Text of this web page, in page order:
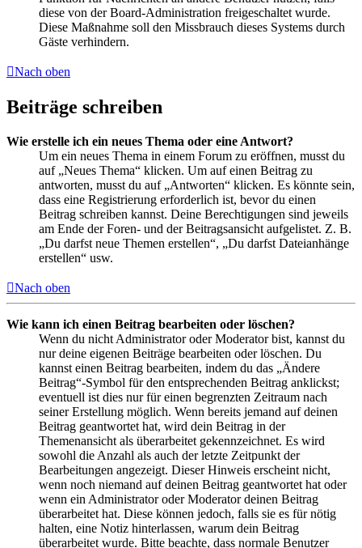
diese von der Board-Administration freigeschaltet wurde.
Diese Maßnahme soll den Missbrauch dieses Systems durch
Gäste verhindern.
Nach oben
Beiträge schreiben
Wie erstelle ich ein neues Thema oder eine Antwort?
Um ein neues Thema in einem Forum zu eröffnen, musst du
auf „Neues Thema“ klicken. Um auf einen Beitrag zu
antworten, musst du auf „Antworten“ klicken. Es könnte sein,
dass eine Registrierung erforderlich ist, bevor du einen
Beitrag schreiben kannst. Deine Berechtigungen sind jeweils
am Ende der Foren- und der Beitragsansicht aufgelistet. Z. B.
„Du darfst neue Themen erstellen“, „Du darfst Dateianhänge
erstellen“ usw.
Nach oben
Wie kann ich einen Beitrag bearbeiten oder löschen?
Wenn du nicht Administrator oder Moderator bist, kannst du
nur deine eigenen Beiträge bearbeiten oder löschen. Du
kannst einen Beitrag bearbeiten, indem du das „Ändere
Beitrag“-Symbol für den entsprechenden Beitrag anklickst;
eventuell ist dies nur für einen begrenzten Zeitraum nach
seiner Erstellung möglich. Wenn bereits jemand auf deinen
Beitrag geantwortet hat, wird dein Beitrag in der
Themenansicht als überarbeitet gekennzeichnet. Es wird
sowohl die Anzahl als auch der letzte Zeitpunkt der
Bearbeitungen angezeigt. Dieser Hinweis erscheint nicht,
wenn noch niemand auf deinen Beitrag geantwortet hat oder
wenn ein Administrator oder Moderator deinen Beitrag
überarbeitet hat. Diese können jedoch, falls sie es für nötig
halten, eine Notiz hinterlassen, warum dein Beitrag
überarbeitet wurde. Bitte beachte, dass normale Benutzer